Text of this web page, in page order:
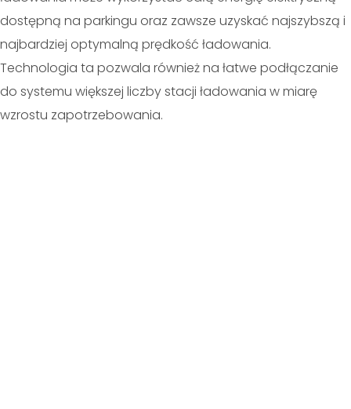
dostępną na parkingu oraz zawsze uzyskać najszybszą i
najbardziej optymalną prędkość ładowania.
Technologia ta pozwala również na łatwe podłączanie
do systemu większej liczby stacji ładowania w miarę
wzrostu zapotrzebowania.